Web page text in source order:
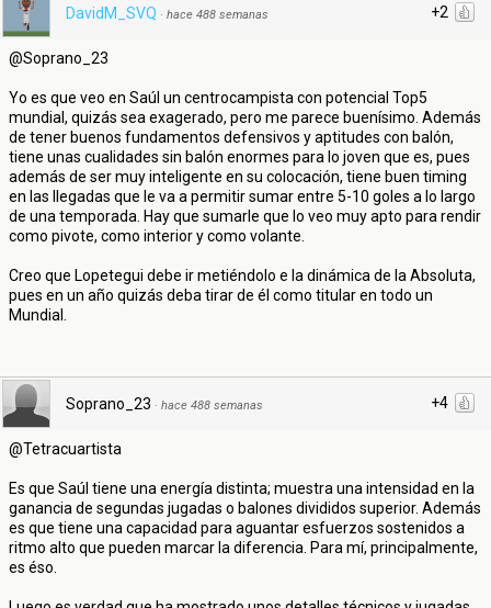
+2
DavidM_SVQ · hace 488 semanas
@Soprano_23
Yo es que veo en Saúl un centrocampista con potencial Top5
mundial, quizás sea exagerado, pero me parece buenísimo. Además
de tener buenos fundamentos defensivos y aptitudes con balón,
tiene unas cualidades sin balón enormes para lo joven que es, pues
además de ser muy inteligente en su colocación, tiene buen timing
en las llegadas que le va a permitir sumar entre 5-10 goles a lo largo
de una temporada. Hay que sumarle que lo veo muy apto para rendir
como pivote, como interior y como volante.
Creo que Lopetegui debe ir metiéndolo e la dinámica de la Absoluta,
pues en un año quizás deba tirar de él como titular en todo un
Mundial.
+4
Soprano_23 · hace 488 semanas
@Tetracuartista
Es que Saúl tiene una energía distinta; muestra una intensidad en la
ganancia de segundas jugadas o balones divididos superior. Además
es que tiene una capacidad para aguantar esfuerzos sostenidos a
ritmo alto que pueden marcar la diferencia. Para mí, principalmente,
es éso.